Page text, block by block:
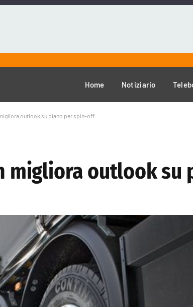
Home Notiziario
outlook su piano per spin-off
migliora outlook su